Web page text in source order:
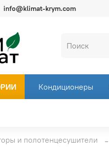
info@klimat-krym.com
Кондиционеры
и полотенцесушители